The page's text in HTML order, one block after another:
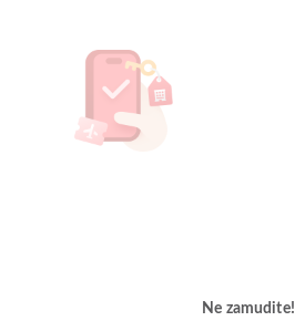
Ne zamudite!